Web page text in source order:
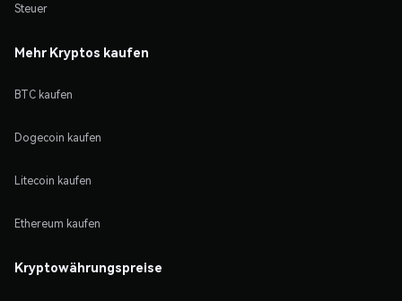
Steuer
Mehr Kryptos kaufen
BTC kaufen
Dogecoin kaufen
Litecoin kaufen
Ethereum kaufen
Kryptowährungspreise